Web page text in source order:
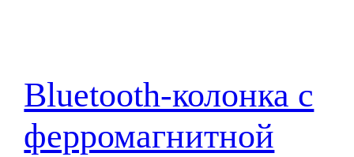
Bluetooth-колонка с
ферромагнитной